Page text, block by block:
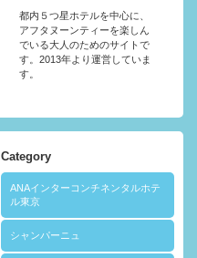
都内５つ星ホテルを中心に、
アフタヌーンティーを楽しん
でいる大人のためのサイトで
す。2013年より運営していま
す。
Category
ANAインターコンチネンタルホテ
ル東京
シャンパーニュ